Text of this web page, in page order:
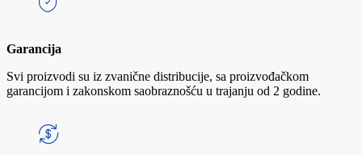
Garancija
Svi proizvodi su iz zvanične distribucije, sa proizvođačkom
garancijom i zakonskom saobraznošću u trajanju od 2 godine.